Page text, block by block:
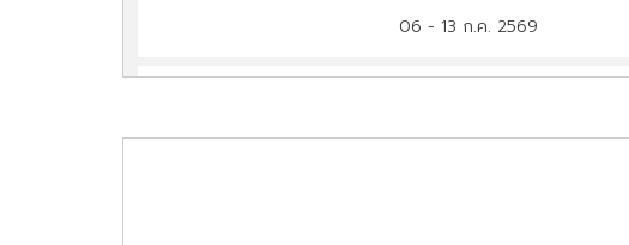
06 - 13 ก.ค. 2569